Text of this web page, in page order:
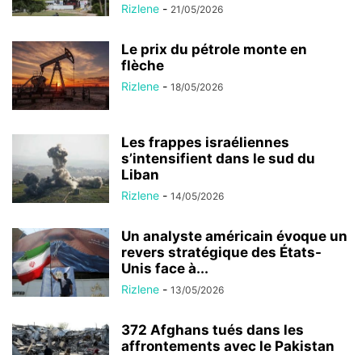
Rizlene - 21/05/2026
Le prix du pétrole monte en
flèche
Rizlene - 18/05/2026
Les frappes israéliennes
s’intensifient dans le sud du
Liban
Rizlene - 14/05/2026
Un analyste américain évoque un
revers stratégique des États-
Unis face à...
Rizlene - 13/05/2026
372 Afghans tués dans les
affrontements avec le Pakistan